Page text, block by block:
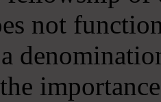
not